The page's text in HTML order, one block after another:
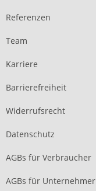
Referenzen
Team
Karriere
Barrierefreiheit
Widerrufsrecht
Datenschutz
AGBs für Verbraucher
AGBs für Unternehmer